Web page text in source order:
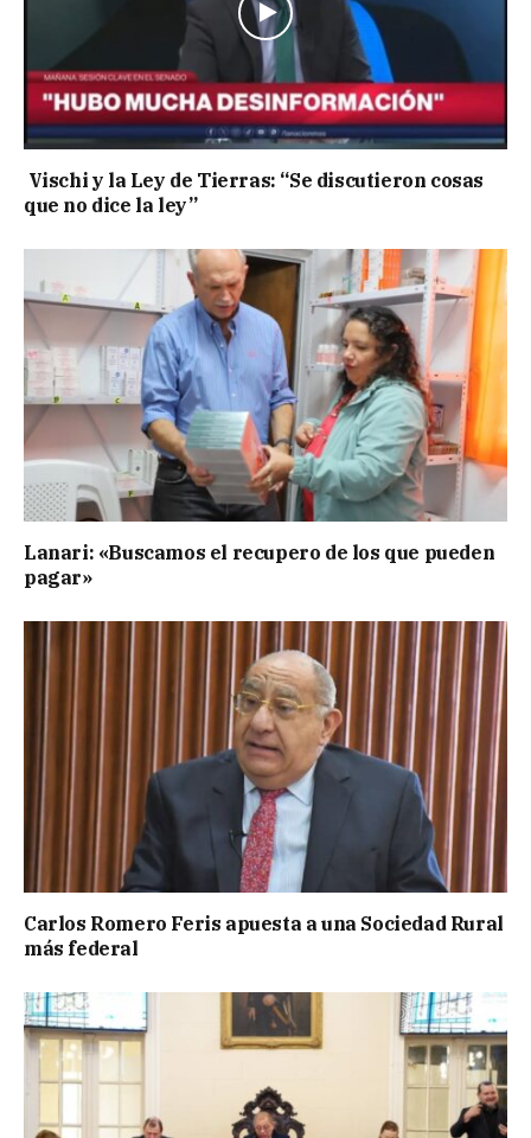
Vischi y la Ley de Tierras: “Se discutieron cosas
que no dice la ley”
Lanari: «Buscamos el recupero de los que pueden
pagar»
Carlos Romero Feris apuesta a una Sociedad Rural
más federal